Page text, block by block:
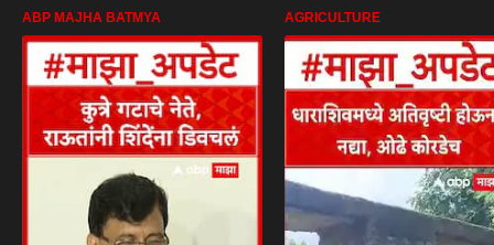
ABP MAJHA BATMYA AGRICULTURE